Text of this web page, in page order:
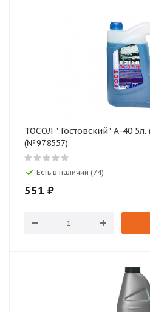
ТОСОЛ " Гостовский" А-40 5л.
(№978557)
Есть в наличии (74)
551 ₽